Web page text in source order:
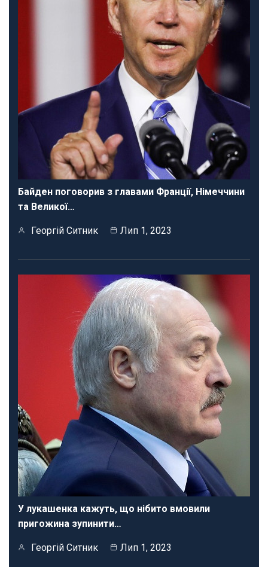
Байден поговорив з главами Франції, Німеччини
та Великої…
Георгій Ситник Лип 1, 2023
У лукашенка кажуть, що нібито вмовили
пригожина зупинити…
Георгій Ситник Лип 1, 2023